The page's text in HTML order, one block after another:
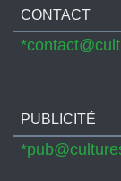
CONTACT
PUBLICITÉ